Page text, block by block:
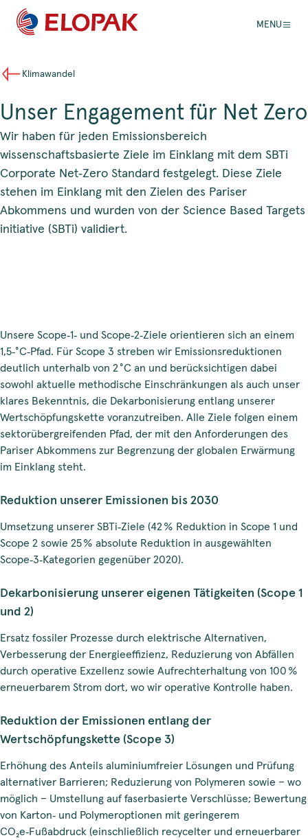
MENU
Klimawandel
Unser Engagement für Net Zero
Wir haben für jeden Emissionsbereich
wissenschaftsbasierte Ziele im Einklang mit dem SBTi
Corporate Net‑Zero Standard festgelegt. Diese Ziele
stehen im Einklang mit den Zielen des Pariser
Abkommens und wurden von der Science Based Targets
initiative (SBTi) validiert.
Unsere Scope‑1‑ und Scope‑2‑Ziele orientieren sich an einem
1,5‑°C‑Pfad. Für Scope 3 streben wir Emissionsreduktionen
deutlich unterhalb von 2 °C an und berücksichtigen dabei
sowohl aktuelle methodische Einschränkungen als auch unser
klares Bekenntnis, die Dekarbonisierung entlang unserer
Wertschöpfungskette voranzutreiben. Alle Ziele folgen einem
sektorübergreifenden Pfad, der mit den Anforderungen des
Pariser Abkommens zur Begrenzung der globalen Erwärmung
im Einklang steht.
Reduktion unserer Emissionen bis 2030
Umsetzung unserer SBTi‑Ziele (42 % Reduktion in Scope 1 und
Scope 2 sowie 25 % absolute Reduktion in ausgewählten
Scope‑3‑Kategorien gegenüber 2020).
Dekarbonisierung unserer eigenen Tätigkeiten (Scope 1
und 2)
Ersatz fossiler Prozesse durch elektrische Alternativen,
Verbesserung der Energieeffizienz, Reduzierung von Abfällen
durch operative Exzellenz sowie Aufrechterhaltung von 100 %
erneuerbarem Strom dort, wo wir operative Kontrolle haben.
Reduktion der Emissionen entlang der
Wertschöpfungskette (Scope 3)
Erhöhung des Anteils aluminiumfreier Lösungen und Prüfung
alternativer Barrieren; Reduzierung von Polymeren sowie – wo
möglich – Umstellung auf faserbasierte Verschlüsse; Bewertung
von Karton‑ und Polymeroptionen mit geringerem
CO₂e‑Fußabdruck (einschließlich recycelter und erneuerbarer